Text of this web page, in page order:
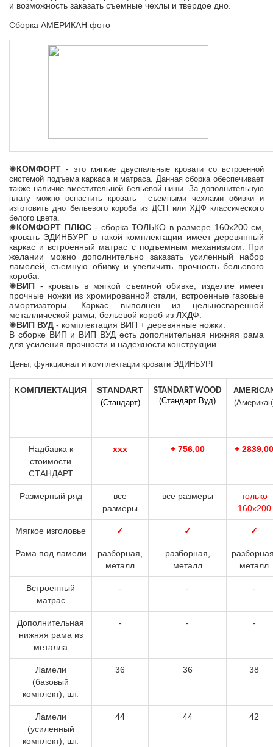
и возможность заказать съемные чехлы и твердое дно.
Сборка АМЕРИКАН фото
✺КОМФОРТ - это мягкие двуспальные кровати со встроенной
системой подъема каркаса и матраса. Данная сборка обеспечивает
также наличие вместительной бельевой ниши. За дополнительную
плату можно оснастить кровать съемными чехлами обивки и
изготовить дно бельевого короба из ДСП или ХДФ классического
белого цвета.
✺КОМФОРТ ПЛЮС- сборка ТОЛЬКО в размере 160х200 см,
кровать ЭДИНБУРГ в такой комплектации имеет деревянный
каркас и встроенный матрас с подъемным механизмом. При
желании можно дополнительно заказать усиленный набор
ламелей, съемную обивку и увеличить прочность бельевого
короба.
✺ВИП - кровать в мягкой съемной обивке, изделие имеет
прочные ножки из хромированной стали, встроенные газовые
амортизаторы. Каркас выполнен из цельносваренной
металлической рамы, бельевой короб из ЛХДФ.
✺ВИП ВУД - комплектация ВИП + деревянные ножки.
В сборке ВИП и ВИП ВУД есть дополнительная нижняя рама
для усиления прочности и надежности конструкции.
Цены, функционал и комплектации кровати ЭДИНБУРГ
КОМПЛЕКТАЦИЯ STANDART
(Стандарт)
STANDART WOOD
(Стандарт Вуд)
Надбавка к
стоимости
СТАНДАРТ
ххх + 756,00 + 2839,00
Размерный ряд
все
размеры
все размеры
только
160х200
Мягкое изголовье ✓ ✓ ✓
Рама под ламели
разборная,
металл
разборная,
металл
металл
Встроенный
матрас
- - -
Дополнительная
нижняя рама из
металла
- - -
Ламели
(базовый
комплект), шт.
36 36 38
Ламели
(усиленный
комплект), шт.
44 44 42